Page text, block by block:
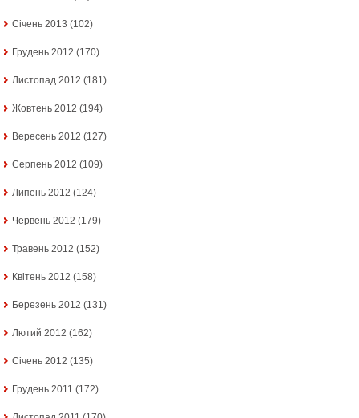
Січень 2013 (102)
Грудень 2012 (170)
Листопад 2012 (181)
Жовтень 2012 (194)
Вересень 2012 (127)
Серпень 2012 (109)
Липень 2012 (124)
Червень 2012 (179)
Травень 2012 (152)
Квітень 2012 (158)
Березень 2012 (131)
Лютий 2012 (162)
Січень 2012 (135)
Грудень 2011 (172)